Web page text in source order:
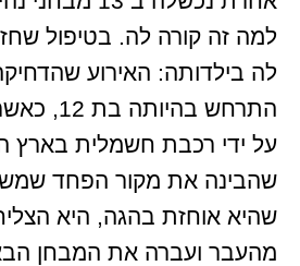
למה זה קורה לה. בטיפול
לה בילדותה: האירוע
התרחש
על ידי רכבת חשמלית בארץ
שהבינה את מקור הפחד
שהיא אוחזת בהגה, היא
מהעבר ועברה את המבחן